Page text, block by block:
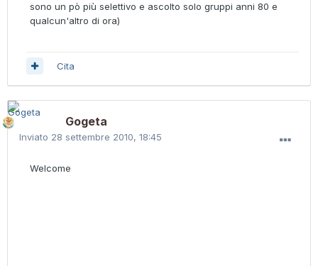
sono un pò più selettivo e ascolto solo gruppi anni 80 e
qualcun'altro di ora)
Cita
Gogeta
Inviato 28 settembre 2010, 18:45
Welcome